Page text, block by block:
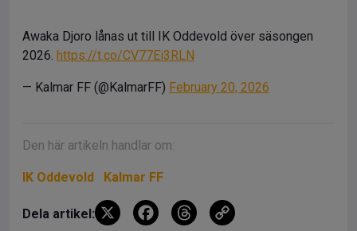
Awaka Djoro lånas ut till IK Oddevold över säsongen
2026. https://t.co/CV77Ei3RLN
— Kalmar FF (@KalmarFF) February 20, 2026
Den här artikeln handlar om:
IK Oddevold Kalmar FF
Dela artikel: X
F
T